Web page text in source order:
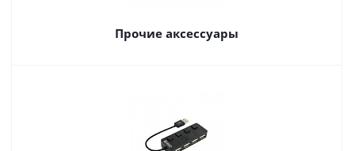
Прочие аксессуары